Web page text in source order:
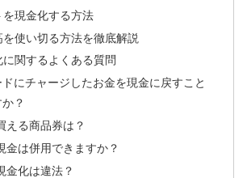
現金化する方法
使い切る方法を徹底解説
関するよくある質問
にチャージしたお金を現金に戻すこと
？
える商品券は？
金は併用できますか？
金化は違法？